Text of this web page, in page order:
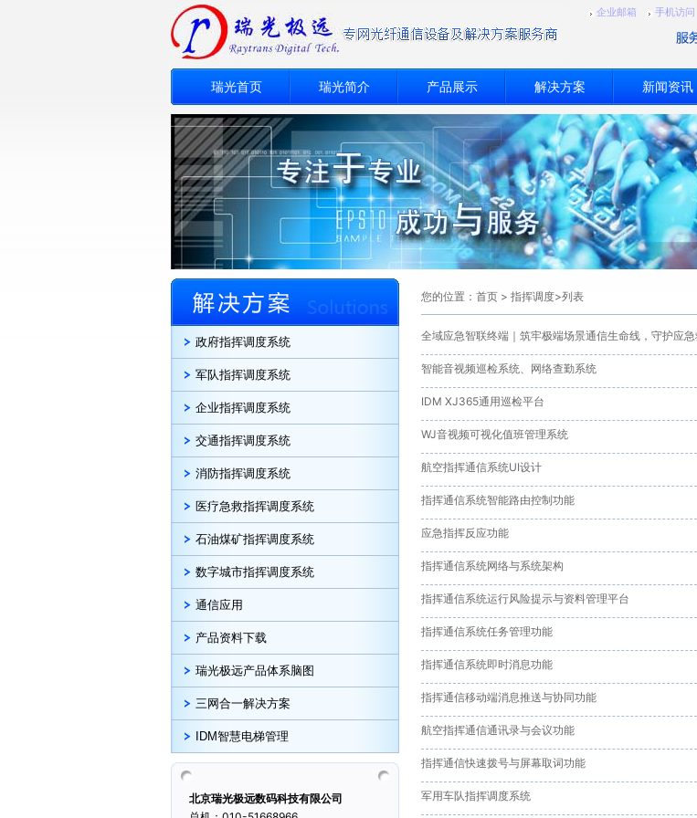
企业邮箱 手机访问
瑞光首页 瑞光简介 产品展示 解决方案 新闻资讯
政府指挥调度系统
军队指挥调度系统
企业指挥调度系统
交通指挥调度系统
消防指挥调度系统
医疗急救指挥调度系统
石油煤矿指挥调度系统
数字城市指挥调度系统
通信应用
产品资料下载
瑞光极远产品体系脑图
三网合一解决方案
IDM智慧电梯管理
北京瑞光极远数码科技有限公司
您的位置： 首页 > 指挥调度>列表
全域应急智联终端｜筑牢极端场景通信生命线，守护应
智能音视频巡检系统、网络查勤系统
IDM XJ365通用巡检平台
WJ音视频可视化值班管理系统
航空指挥通信系统UI设计
指挥通信系统智能路由控制功能
应急指挥反应功能
指挥通信系统网络与系统架构
指挥通信系统运行风险提示与资料管理平台
指挥通信系统任务管理功能
指挥通信系统即时消息功能
指挥通信移动端消息推送与协同功能
航空指挥通信通讯录与会议功能
指挥通信快速拨号与屏幕取词功能
军用车队指挥调度系统